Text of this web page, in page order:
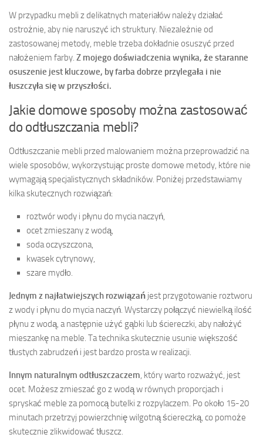
W przypadku mebli z delikatnych materiałów należy działać
ostrożnie, aby nie naruszyć ich struktury. Niezależnie od
zastosowanej metody, meble trzeba dokładnie osuszyć przed
nałożeniem farby. Z mojego doświadczenia wynika, że staranne
osuszenie jest kluczowe, by farba dobrze przylegała i nie
łuszczyła się w przyszłości.
Jakie domowe sposoby można zastosować
do odtłuszczania mebli?
Odtłuszczanie mebli przed malowaniem można przeprowadzić na
wiele sposobów, wykorzystując proste domowe metody, które nie
wymagają specjalistycznych składników. Poniżej przedstawiamy
kilka skutecznych rozwiązań:
roztwór wody i płynu do mycia naczyń,
ocet zmieszany z wodą,
soda oczyszczona,
kwasek cytrynowy,
szare mydło.
Jednym z najłatwiejszych rozwiązań jest przygotowanie roztworu
z wody i płynu do mycia naczyń. Wystarczy połączyć niewielką ilość
płynu z wodą, a następnie użyć gąbki lub ściereczki, aby nałożyć
mieszankę na meble. Ta technika skutecznie usunie większość
tłustych zabrudzeń i jest bardzo prosta w realizacji.
Innym naturalnym odtłuszczaczem, który warto rozważyć, jest
ocet. Możesz zmieszać go z wodą w równych proporcjach i
spryskać meble za pomocą butelki z rozpylaczem. Po około 15-20
minutach przetrzyj powierzchnię wilgotną ściereczką, co pomoże
skutecznie zlikwidować tłuszcz.